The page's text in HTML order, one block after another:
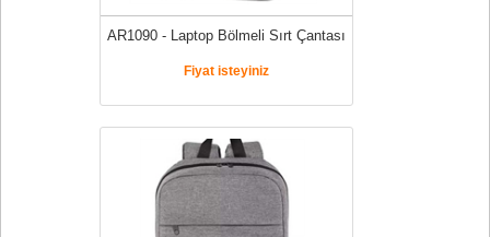
AR1090 - Laptop Bölmeli Sırt Çantası
Fiyat isteyiniz